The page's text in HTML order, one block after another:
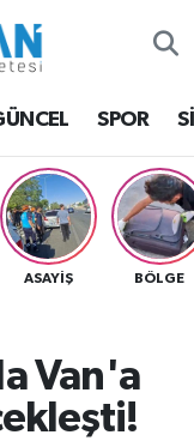
SPOR
ASAYİŞ BÖLGE
Van'a